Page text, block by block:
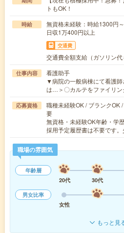
トもOK！
時給
無資格未経験：時給1300
日収1万400円以上
交通費
交通費全額支給（ガソリン代
仕事内容
看護助手
▼病院の一般病棟にて看護
は…＞〇カルテをファイリ
応募資格
職種未経験OK / ブランクOK
要
無資格・未経験OK年齢・
採用予定履歴書は不要です
職場の雰囲気
年齢層
20代
30代
男女比率
女性
もっと見